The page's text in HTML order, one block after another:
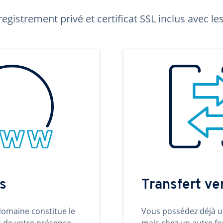
privé et certificat SSL inclus avec
constitue le
Transfert
Vous possédez déjà